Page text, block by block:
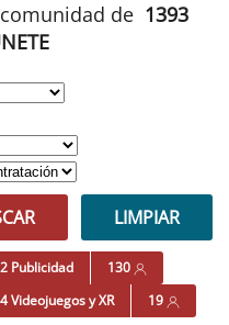
de 1393
LIMPIAR
2 Publicidad
130
4 Videojuegos y XR
19